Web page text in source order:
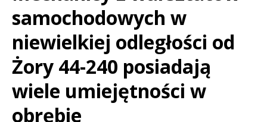
samochodowych w
niewielkiej odległości od
Żory 44-240 posiadają
wiele umiejętności w
obrębie